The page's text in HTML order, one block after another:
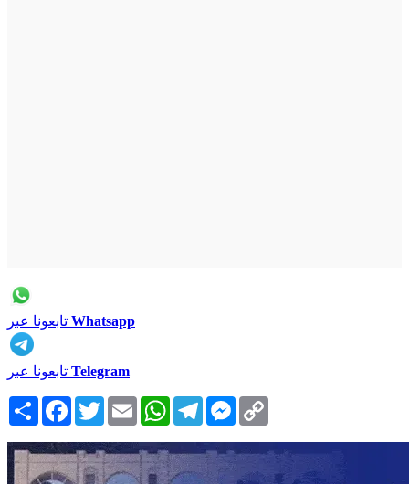
Whatsapp
Telegram
انشر Facebook
TwitterEmail WhatsAppTelegramMessenger